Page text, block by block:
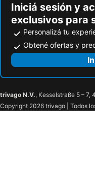
Iniciá sesión y
exclusivos para
Personalizá tu
Obtené ofertas y
trivago N.V., Kesselstraße 5 – 7,
Copyright 2026 trivago | Todos